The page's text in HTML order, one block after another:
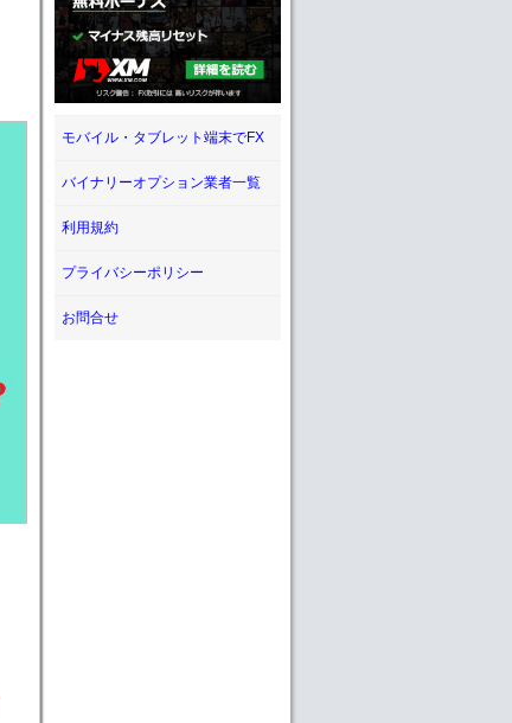
モバイル・タブレット端末でFX
バイナリーオプション業者一覧
利用規約
プライバシーポリシー
お問合せ